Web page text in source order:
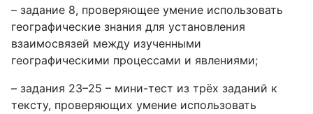
– задание 8, проверяющее умение использовать
географические знания для установления
взаимосвязей между изученными
географическими процессами и явлениями;
– задания 23–25 – мини-тест из трёх заданий к
тексту, проверяющих умение использовать